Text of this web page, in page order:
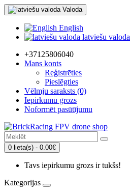
Valoda
English
latviešu valoda
+37125806040
Mans konts
Reģistrēties
Pieslēgties
Vēlmju saraksts (0)
Iepirkumu grozs
Noformēt pasūtījumu
0 lieta(s) - 0.00€
Tavs iepirkumu grozs ir tukšs!
Kategorijas